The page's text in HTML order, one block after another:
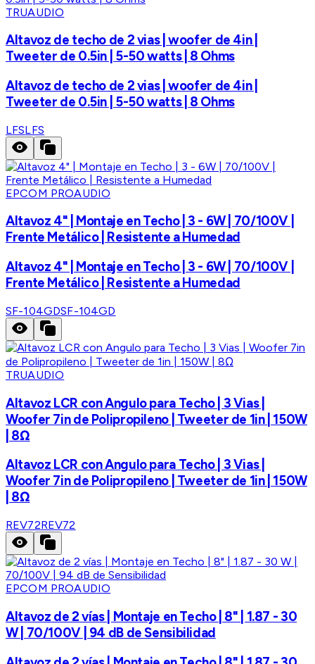
TRUAUDIO
Altavoz de techo de 2 vias | woofer de 4in |
Tweeter de 0.5in | 5-50 watts | 8 Ohms
Altavoz de techo de 2 vias | woofer de 4in |
Tweeter de 0.5in | 5-50 watts | 8 Ohms
LFSLFS
EPCOM PROAUDIO
Altavoz 4" | Montaje en Techo | 3 - 6W | 70/100V |
Frente Metálico | Resistente a Humedad
Altavoz 4" | Montaje en Techo | 3 - 6W | 70/100V |
Frente Metálico | Resistente a Humedad
SF-104GDSF-104GD
TRUAUDIO
Altavoz LCR con Angulo para Techo | 3 Vias |
Woofer 7in de Polipropileno | Tweeter de 1in | 150W
| 8Ω
Altavoz LCR con Angulo para Techo | 3 Vias |
Woofer 7in de Polipropileno | Tweeter de 1in | 150W
| 8Ω
REV72REV72
EPCOM PROAUDIO
Altavoz de 2 vías | Montaje en Techo | 8" | 1.87 - 30
W | 70/100V | 94 dB de Sensibilidad